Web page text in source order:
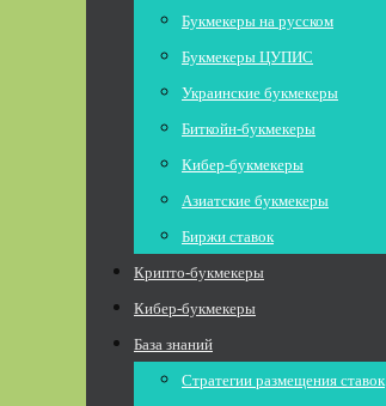
Букмекеры на русском
Букмекеры ЦУПИС
Украинские букмекеры
Биткойн-букмекеры
Кибер-букмекеры
Азиатские букмекеры
Биржи ставок
Крипто-букмекеры
Кибер-букмекеры
База знаний
Стратегии размещения ставок